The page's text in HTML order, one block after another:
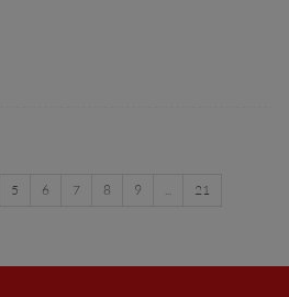
5 6 7 8 9
21